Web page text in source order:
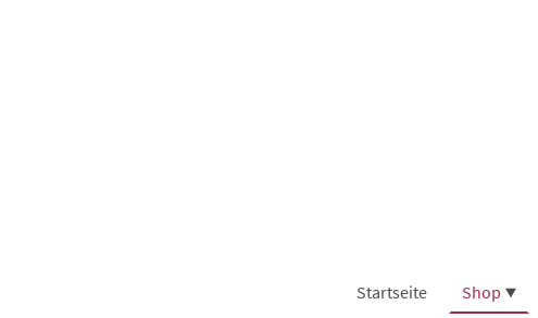
Startseite Shop